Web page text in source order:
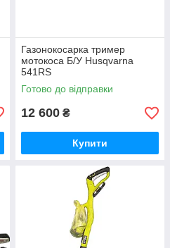
Газонокосарка тример
мотокоса Б/У Husqvarna
541RS
Готово до відправки
12 600 ₴
Купити